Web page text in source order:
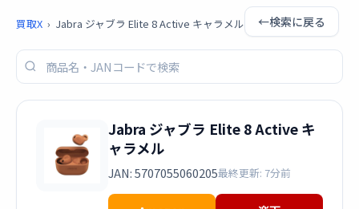
買取X › Jabra ジャブラ Elite 8 Active キャラメル ←検索に戻る
Jabra ジャブラ Elite 8 Active キ
ャラメル
JAN: 5707055060205最終更新: 7分前